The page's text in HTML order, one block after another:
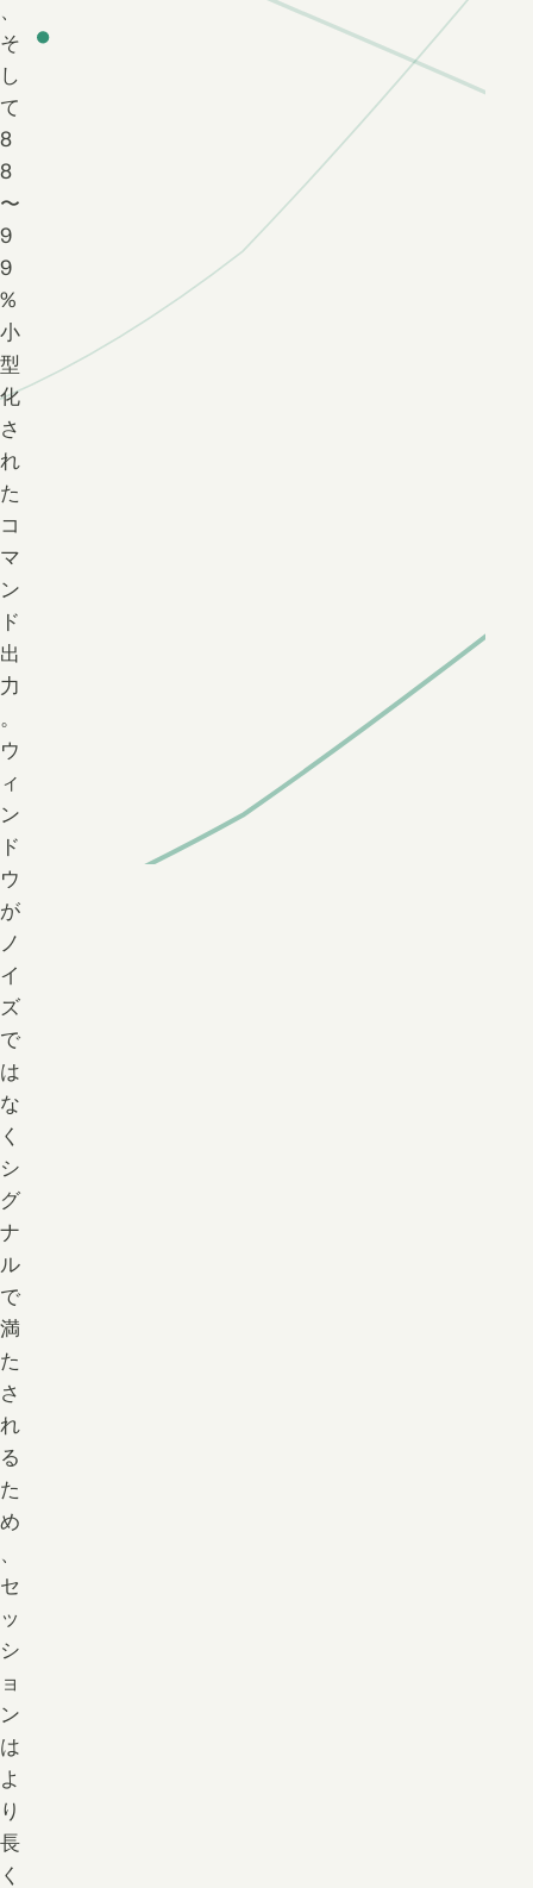
、
そ
し
て
8
8
〜
9
9
%
小
型
化
さ
れ
た
コ
マ
ン
ド
出
力
。
ウ
ィ
ン
ド
ウ
が
ノ
イ
ズ
で
は
な
く
シ
グ
ナ
ル
で
満
た
さ
れ
る
た
め
、
セ
ッ
シ
ョ
ン
は
よ
り
長
く